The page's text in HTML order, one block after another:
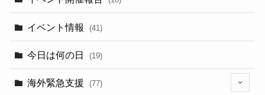
イベント情報 (41)
今日は何の日 (19)
海外緊急支援 (77)